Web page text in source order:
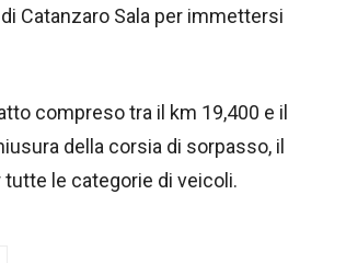
Catanzaro Sala per immettersi
compreso tra il km 19,400 e il
della corsia di sorpasso, il
le categorie di veicoli.